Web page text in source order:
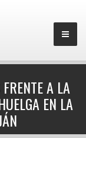
▼
A LA
EN LA